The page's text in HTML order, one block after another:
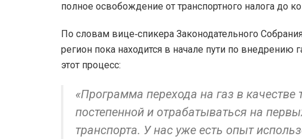
полное освобождение от транспортного налога до
По словам вице‑спикера Законодательного
регион пока находится в начале пути по внедрению
этот процесс:
«Программа перехода на газ в
постепенной и отрабатываться на
транспорта. У нас уже есть опыт